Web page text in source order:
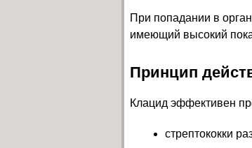
При попадании в
имеющий высокий
Принцип
Клацид эффективен
стрептококки